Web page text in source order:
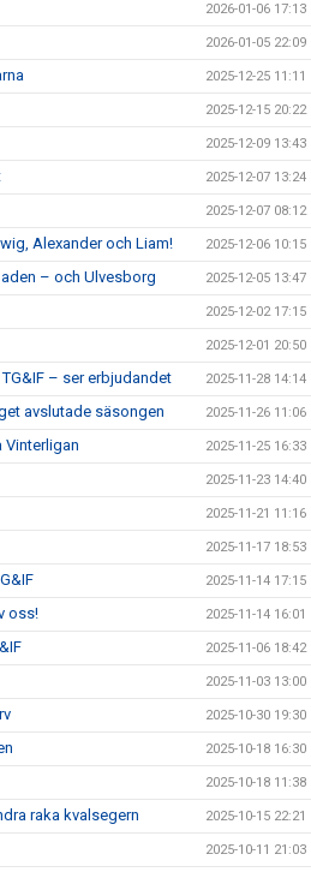
2026-01-06 17:13
2026-01-05 22:09
2025-12-25 11:11
2025-12-15 20:22
2025-12-09 13:43
2025-12-07 13:24
2025-12-07 08:12
Alexander och Liam! 2025-12-06 10:15
– och Ulvesborg 2025-12-05 13:47
2025-12-02 17:15
2025-12-01 20:50
– ser erbjudandet 2025-11-28 14:14
avslutade säsongen 2025-11-26 11:06
Vinterligan 2025-11-25 16:33
2025-11-23 14:40
2025-11-21 11:16
2025-11-17 18:53
2025-11-14 17:15
oss! 2025-11-14 16:01
2025-11-06 18:42
2025-11-03 13:00
2025-10-30 19:30
2025-10-18 16:30
2025-10-18 11:38
raka kvalsegern 2025-10-15 22:21
2025-10-11 21:03